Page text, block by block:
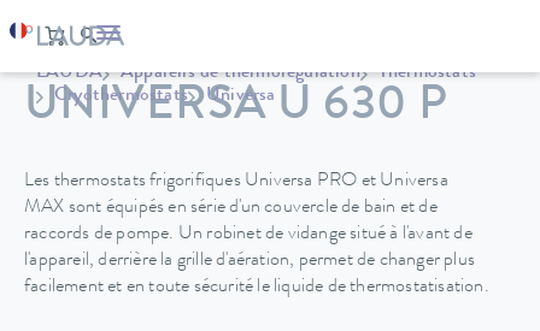
LAUDA Appareils de thermorégulation
Thermostats
Cryothermostats
Universa
UNIVERSA U 630 P
Les thermostats frigorifiques Universa PRO et Universa
MAX sont équipés en série d'un couvercle de bain et de
raccords de pompe. Un robinet de vidange situé à l'avant de
l'appareil, derrière la grille d'aération, permet de changer plus
facilement et en toute sécurité le liquide de thermostatisation.